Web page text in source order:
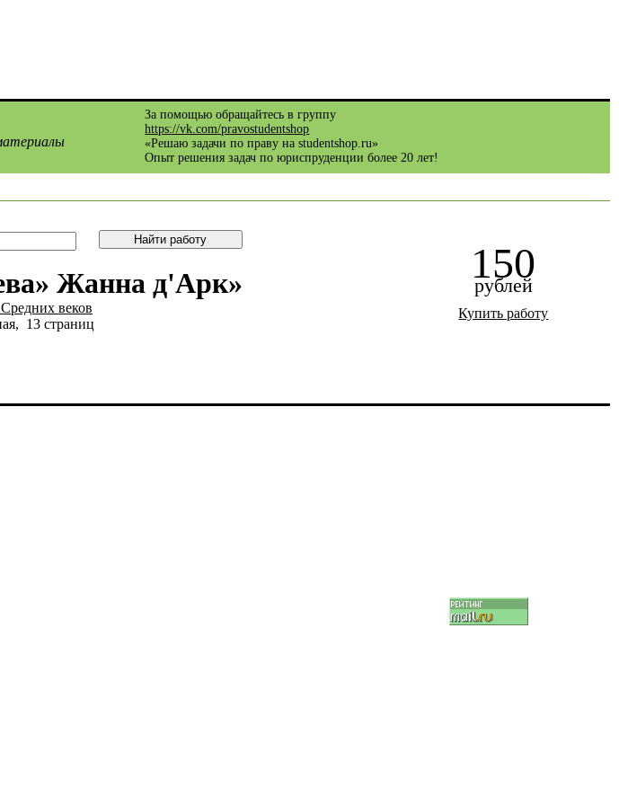
За помощью обращайтесь в группу
https://vk.com/pravostudentshop
«Решаю задачи по праву на studentshop.ru»
Опыт решения задач по юриспруденции более 20 лет!
Жанна д'Арк»
веков
13 страниц
150
рублей